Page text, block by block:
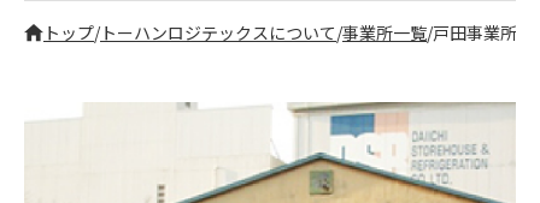
トップ/トーハンロジテックスについて/事業所一覧/戸田事業所